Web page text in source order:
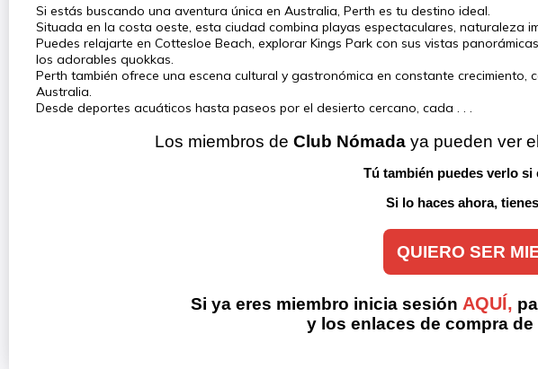
Si estás buscando una aventura única en Australia, Perth es tu destino ideal.
Situada en la costa oeste, esta ciudad combina playas espectaculares, naturaleza
Puedes relajarte en Cottesloe Beach, explorar Kings Park con sus vistas
los adorables quokkas.
Perth también ofrece una escena cultural y gastronómica en constante
Australia.
Desde deportes acuáticos hasta paseos por el desierto cercano, cada . . .
Los miembros de Club Nómada ya pueden ver
Tú también puedes verlo si
Si lo haces ahora,
QUIERO SER
Si ya eres miembro inicia sesión AQUÍ,
y los enlaces de compra